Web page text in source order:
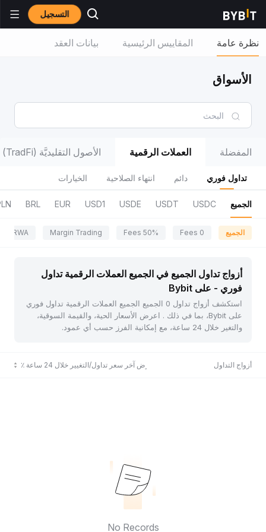
التسجيل
نظرة عامة المقاييس الرئيسية بيانات العقد
الأسواق
المفضلة العملات الرقمية الأصول التقليديَّة (TradFi)
تداول فوري دائم انتهاء الصلاحية الخيارات
الجميع USDC
USDT
USDE
USD1
EUR
BRL
الجميع 0 Fees
50% Fees
Margin Trading
RWA
أزواج تداول الجميع في الجميع العملات الرقمية تداول
فوري - على Bybit
استكشف أزواج تداول 0 الجميع الجميع العملات الرقمية تداول فوري
على Bybit، بما في ذلك . اعرض الأسعار الحية، والقيمة السوقية،
والتغير خلال 24 ساعة، مع إمكانية الفرز حسب أي عمود.
أزواج التداول عرض آخر سعر تداول/التغيير خلال 24 ساعة ٪
No Records